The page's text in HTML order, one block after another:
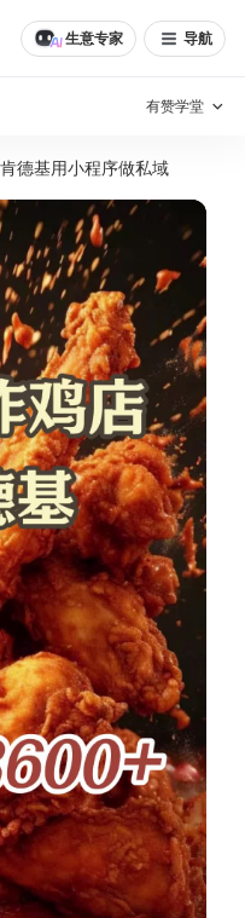
生意专家 导航
有赞学堂
法
家说
最佳实践
直播间
售茶会
营增长公开课
作
景库
心
告
德基用小程序做私域